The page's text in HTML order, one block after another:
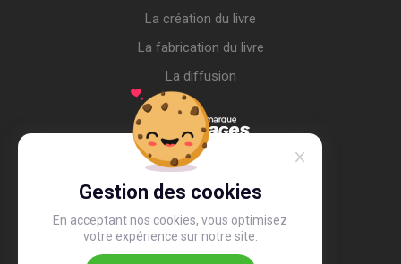
Gestion des cookies
En acceptant nos cookies, vous optimisez
votre expérience sur notre site.
La création du livre
La fabrication du livre
La diffusion